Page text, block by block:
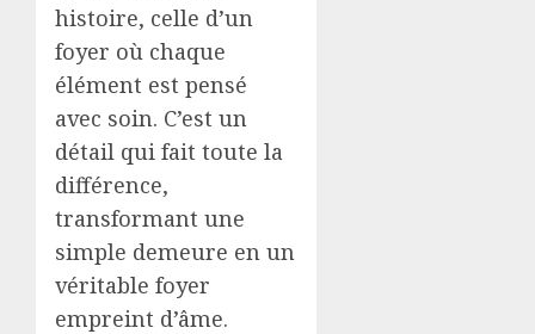
histoire, celle d’un
foyer où chaque
élément est pensé
avec soin. C’est un
détail qui fait toute la
différence,
transformant une
simple demeure en un
véritable foyer
empreint d’âme.